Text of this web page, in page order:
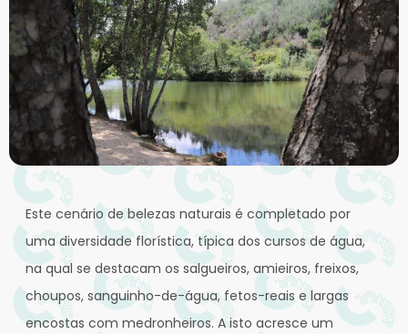
Este cenário de belezas naturais é completado por
uma diversidade florística, típica dos cursos de água,
na qual se destacam os salgueiros, amieiros, freixos,
choupos, sanguinho-de-água, fetos-reais e largas
encostas com medronheiros. A isto acresce um